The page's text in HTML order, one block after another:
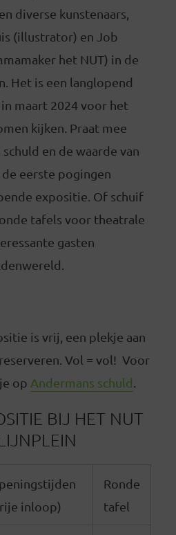
diverse kunstenaars,
(illustrator) en Job
het NUT) in de
Het is een langlopend
maart 2024 voor het
kijken. Praat mee
en de waarde van
eerste pogingen
expositie. Of schuif
tafels voor theatrale
gasten
is vrij, een plekje aan
Vol = vol! Voor
op Andermans schuld
BIJ HET NUT
inloop)
Ronde
tafel